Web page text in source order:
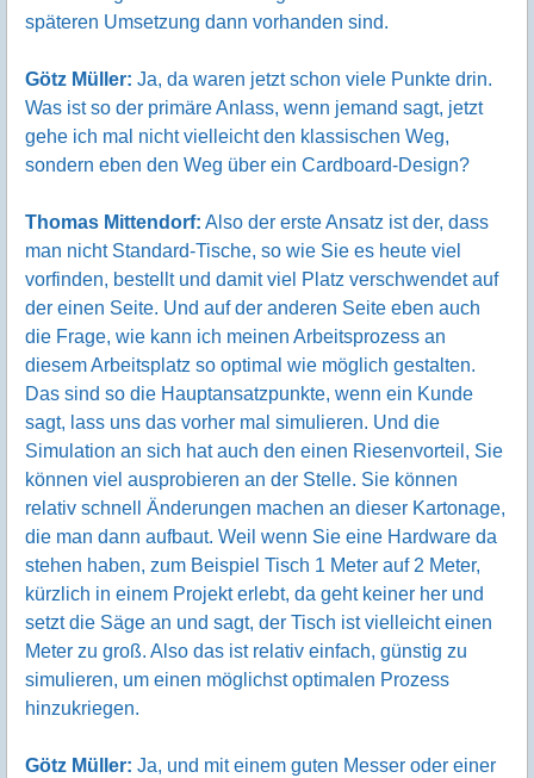
späteren Umsetzung dann vorhanden sind.
Götz Müller: Ja, da waren jetzt schon viele Punkte drin.
Was ist so der primäre Anlass, wenn jemand sagt, jetzt
gehe ich mal nicht vielleicht den klassischen Weg,
sondern eben den Weg über ein Cardboard-Design?
Thomas Mittendorf: Also der erste Ansatz ist der, dass
man nicht Standard-Tische, so wie Sie es heute viel
vorfinden, bestellt und damit viel Platz verschwendet auf
der einen Seite. Und auf der anderen Seite eben auch
die Frage, wie kann ich meinen Arbeitsprozess an
diesem Arbeitsplatz so optimal wie möglich gestalten.
Das sind so die Hauptansatzpunkte, wenn ein Kunde
sagt, lass uns das vorher mal simulieren. Und die
Simulation an sich hat auch den einen Riesenvorteil, Sie
können viel ausprobieren an der Stelle. Sie können
relativ schnell Änderungen machen an dieser Kartonage,
die man dann aufbaut. Weil wenn Sie eine Hardware da
stehen haben, zum Beispiel Tisch 1 Meter auf 2 Meter,
kürzlich in einem Projekt erlebt, da geht keiner her und
setzt die Säge an und sagt, der Tisch ist vielleicht einen
Meter zu groß. Also das ist relativ einfach, günstig zu
simulieren, um einen möglichst optimalen Prozess
hinzukriegen.
Götz Müller: Ja, und mit einem guten Messer oder einer